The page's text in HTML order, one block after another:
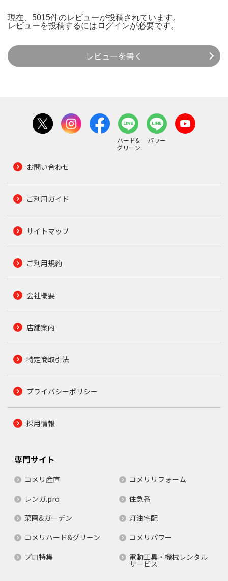
現在、5015件のレビューが投稿されています。
レビューを投稿するには ログインが必要です。
レビューを書く
ハード&
グリーン
パワー
お問い合わせ
ご利用ガイド
サイトマップ
ご利用規約
会社概要
店舗案内
特定商取引法
プライバシーポリシー
採用情報
専門サイト
コメリ産直
コメリリフォーム
レンガ.pro
住急番
菜園&ガーデン
灯油宅配
コメリハード&グリーン
コメリパワー
プロ特集
電動工具・機械レンタル
サービス